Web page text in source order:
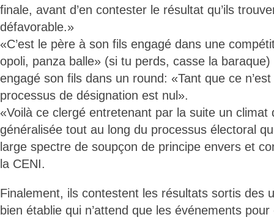
finale, avant d’en contester le résultat qu’ils
défavorable.»
«C’est le père à son fils engagé dans une
opoli, panza balle» (si tu perds, casse la
engagé son fils dans un round: «Tant que ce
processus de désignation est nul».
«Voilà ce clergé entretenant par la suite un climat
généralisée tout au long du processus électoral
large spectre de soupçon de principe envers et
la CENI.
Finalement, ils contestent les résultats sortis des
bien établie qui n’attend que les événements